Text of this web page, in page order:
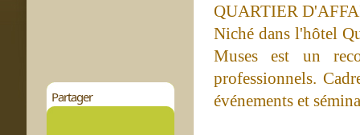
Partager
QUARTIER
Niché dans l'hôtel
Muses est un
professionnels.
événements et